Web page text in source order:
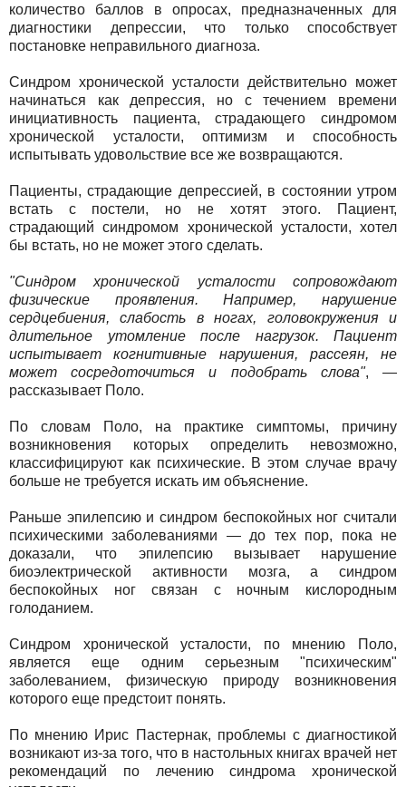
количество баллов в опросах, предназначенных для
диагностики депрессии, что только способствует
постановке неправильного диагноза.
Синдром хронической усталости действительно может
начинаться как депрессия, но с течением времени
инициативность пациента, страдающего синдромом
хронической усталости, оптимизм и способность
испытывать удовольствие все же возвращаются.
Пациенты, страдающие депрессией, в состоянии утром
встать с постели, но не хотят этого. Пациент,
страдающий синдромом хронической усталости, хотел
бы встать, но не может этого сделать.
"Синдром хронической усталости сопровождают
физические проявления. Например, нарушение
сердцебиения, слабость в ногах, головокружения и
длительное утомление после нагрузок. Пациент
испытывает когнитивные нарушения, рассеян, не
может сосредоточиться и подобрать слова", —
рассказывает Поло.
По словам Поло, на практике симптомы, причину
возникновения которых определить невозможно,
классифицируют как психические. В этом случае врачу
больше не требуется искать им объяснение.
Раньше эпилепсию и синдром беспокойных ног считали
психическими заболеваниями — до тех пор, пока не
доказали, что эпилепсию вызывает нарушение
биоэлектрической активности мозга, а синдром
беспокойных ног связан с ночным кислородным
голоданием.
Синдром хронической усталости, по мнению Поло,
является еще одним серьезным "психическим"
заболеванием, физическую природу возникновения
которого еще предстоит понять.
По мнению Ирис Пастернак, проблемы с диагностикой
возникают из-за того, что в настольных книгах врачей нет
рекомендаций по лечению синдрома хронической